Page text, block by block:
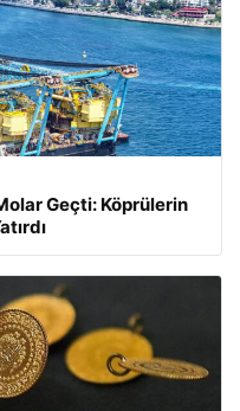
Geçti: Köprülerin